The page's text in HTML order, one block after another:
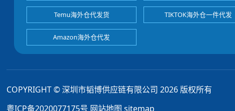
Temu海外仓代发货 TIKTOK海外仓一件代发
Amazon海外仓代发
COPYRIGHT © 深圳市韬博供应链有限公司 2026 版权所有
粤ICP备2020077175号 网站地图 sitemap